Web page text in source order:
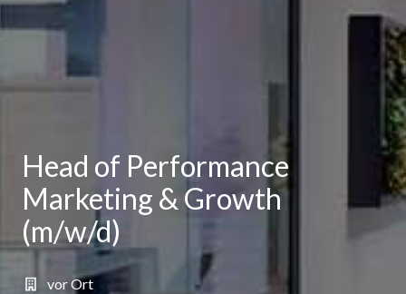
Head of Performance
Marketing & Growth
(m/w/d)
vor Ort